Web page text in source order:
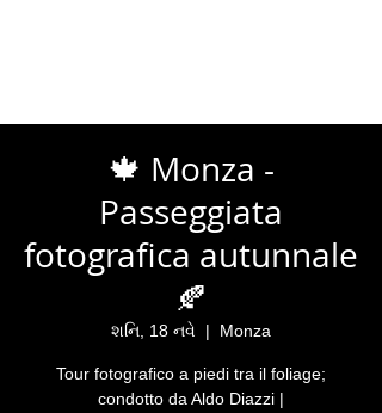
🍁 Monza -
Passeggiata
fotografica autunnale
🍂
શનિ, 18 નવે
  |
Monza
Tour fotografico a piedi tra il foliage;
condotto da Aldo Diazzi |